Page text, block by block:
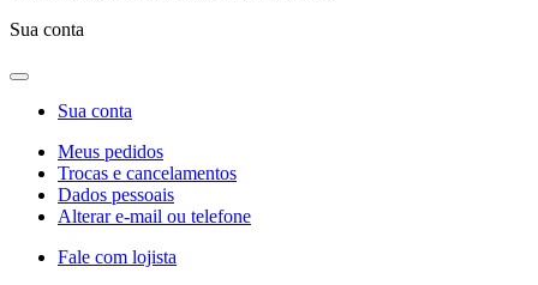
Sua conta
Sua conta
Meus pedidos
Trocas e cancelamentos
Dados pessoais
Alterar e-mail ou telefone
Fale com lojista